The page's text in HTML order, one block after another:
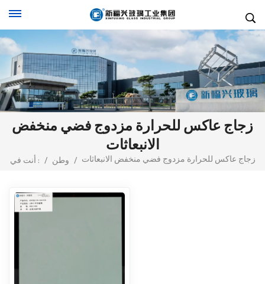
زجاج عاكس للحرارة مزدوج فضي منخفض
الانبعاثات
أنت في : / وطن / زجاج عاكس للحرارة مزدوج فضي منخفض الانبعاثات